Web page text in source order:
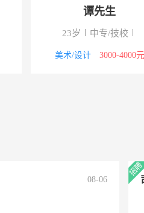
谭先生
23岁 中专/技校
美术/设计 3000-4000元
08-06